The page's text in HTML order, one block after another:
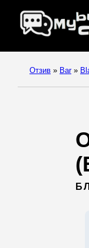
Отзив » Bar »